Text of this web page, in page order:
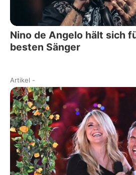
Nino de Angelo hält sich
besten Sänger
Artikel -